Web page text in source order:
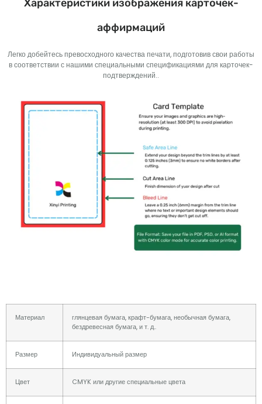
Характеристики изображения карточек-
аффирмаций
Легко добейтесь превосходного качества печати, подготовив свои работы
в соответствии с нашими специальными спецификациями для карточек-
подтверждений..
Материал
глянцевая бумага, крафт-бумага, необычная бумага,
бездревесная бумага, и т. д..
Размер Индивидуальный размер
Цвет CMYK или другие специальные цвета